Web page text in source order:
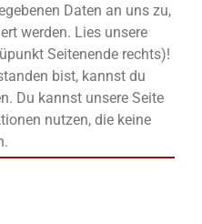
Daten an uns zu,
werden. Lies unsere
Seitenende rechts)!
bist, kannst du
Du kannst unsere Seite
nutzen, die keine